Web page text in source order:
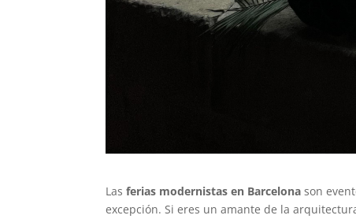
Lasferias modernistas en Barcelona son
excepción. Si eres un amante de la